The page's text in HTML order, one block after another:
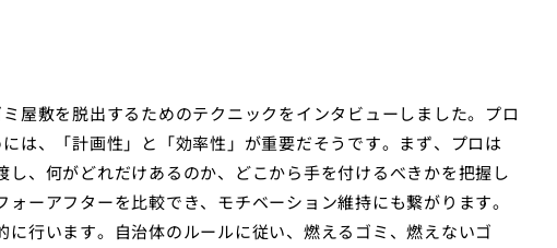
屋敷を脱出するためのテクニックをインタビューしました。プロ
は、「計画性」と「効率性」が重要だそうです。まず、プロは
し、何がどれだけあるのか、どこから手を付けるべきかを把握し
ーアフターを比較でき、モチベーション維持にも繋がります。
行います。自治体のルールに従い、燃えるゴミ、燃えないゴ